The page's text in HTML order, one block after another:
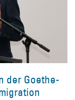
der Goethe-